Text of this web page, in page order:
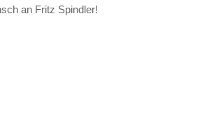
an Fritz Spindler!